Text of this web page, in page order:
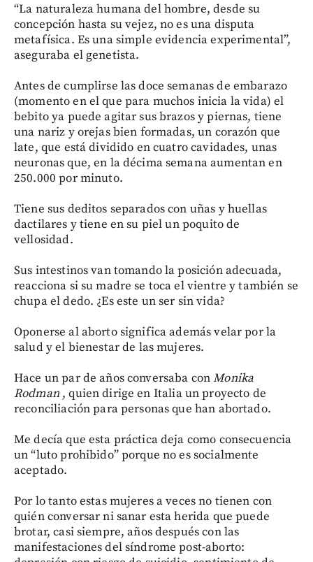
“La naturaleza humana del hombre, desde su
concepción hasta su vejez, no es una disputa
metafísica. Es una simple evidencia experimental”,
aseguraba el genetista.
Antes de cumplirse las doce semanas de embarazo
(momento en el que para muchos inicia la vida) el
bebito ya puede agitar sus brazos y piernas, tiene
una nariz y orejas bien formadas, un corazón que
late, que está dividido en cuatro cavidades, unas
neuronas que, en la décima semana aumentan en
250.000 por minuto.
Tiene sus deditos separados con uñas y huellas
dactilares y tiene en su piel un poquito de
vellosidad.
Sus intestinos van tomando la posición adecuada,
reacciona si su madre se toca el vientre y también se
chupa el dedo. ¿Es este un ser sin vida?
Oponerse al aborto significa además velar por la
salud y el bienestar de las mujeres.
Hace un par de años conversaba conMonika
Rodman, quien dirige en Italia un proyecto de
reconciliación para personas que han abortado.
Me decía que esta práctica deja como consecuencia
un “luto prohibido” porque no es socialmente
aceptado.
Por lo tanto estas mujeres a veces no tienen con
quién conversar ni sanar esta herida que puede
brotar, casi siempre, años después con las
manifestaciones del síndrome post-aborto: